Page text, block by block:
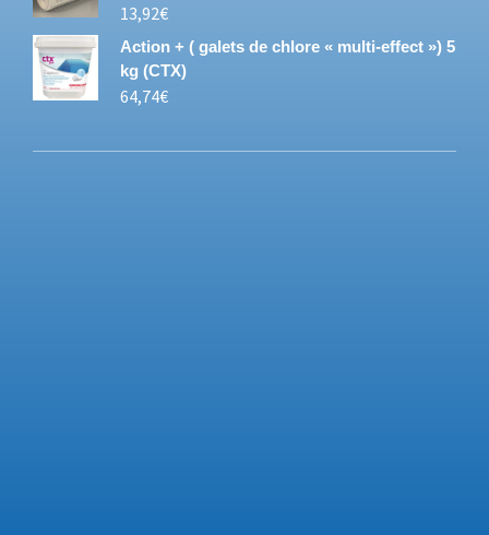
13,92€
Action + ( galets de chlore « multi-effect ») 5
kg (CTX)
64,74€